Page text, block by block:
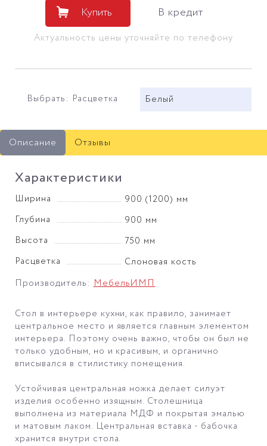
Купить В кредит
Актуальность цены уточняйте по телефону
Выбрать: Расцветка Белый
Описание Отзывы
Характеристики
Ширина
900 (1200) мм
Глубина
900 мм
Высота
750 мм
Расцветка
Слоновая кость
Производитель:МебельИМП
Стол в интерьере кухни, как правило, занимает
центральное место и является главным элементом
интерьера. Поэтому очень важно, чтобы он был не
только удобным, но и красивым, и органично
вписывался в стилистику помещения.
Устойчивая центральная ножка делает силуэт
изделия особенно изящным. Столешница
выполнена из материала МДФ и покрытая эмалью
и матовым лаком. Центральная вставка - бабочка
хранится внутри стола.